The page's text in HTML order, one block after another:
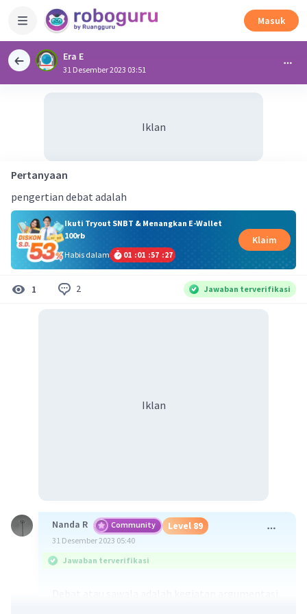
Masuk
Era E
31 Desember 2023 03:51
Iklan
Pertanyaan
pengertian debat adalah
Ikuti Tryout SNBT & Menangkan E-Wallet
100rb
Habis dalam
01 :01 :57 :27
Klaim
1 2 Jawaban terverifikasi
Iklan
Nanda R Community Level 89
31 Desember 2023 05:40
Jawaban terverifikasi